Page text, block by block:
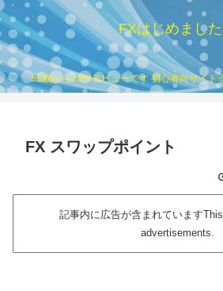
FXはじめまし
53歳からのFXデビューです 初心者向サイ
FX スワップポイント
記事内に広告が含まれています
advertisements.